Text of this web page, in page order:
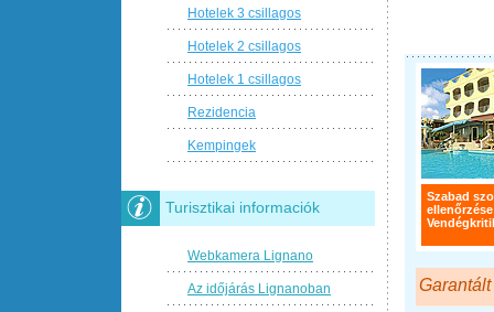
Szabad
Hotelek 3 csillagos
Hotelek 2 csillagos
Hotelek 1 csillagos
Rezidencia
Kempingek
Turisztikai informaciók
Webkamera Lignano
Az időjárás Lignanoban